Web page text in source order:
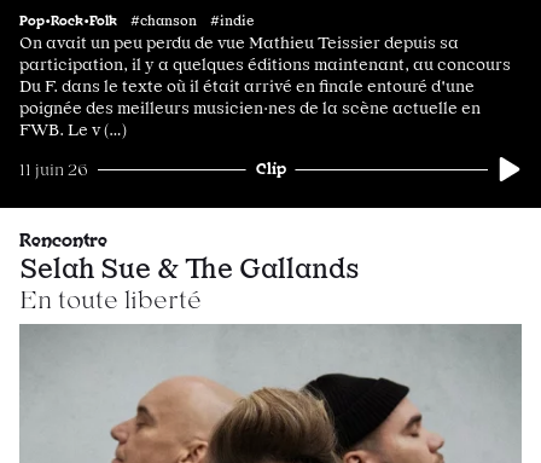
Pop•Rock•Folk #chanson #indie
On avait un peu perdu de vue Mathieu Teissier depuis sa
participation, il y a quelques éditions maintenant, au concours
Du F. dans le texte où il était arrivé en finale entouré d'une
poignée des meilleurs musicien·nes de la scène actuelle en
FWB. Le v (…)
11 juin 26 Clip
Rencontre
Selah Sue & The Gallands
En toute liberté